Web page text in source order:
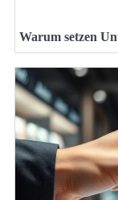
Warum setzen